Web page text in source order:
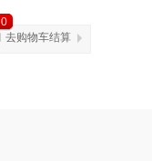
0
去购物车结算